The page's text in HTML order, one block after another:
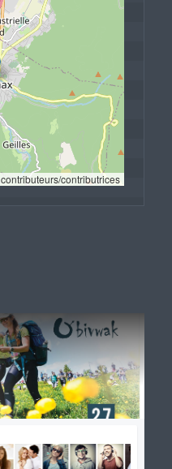
contributeurs/contributrices